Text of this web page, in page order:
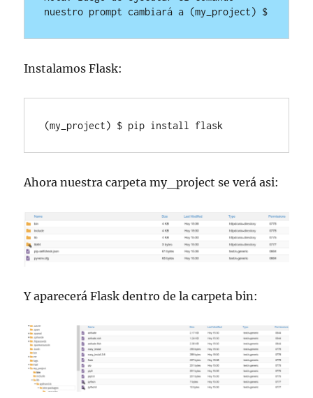
nuestro prompt cambiará a (my_project) $
Instalamos Flask:
(my_project) $ pip install flask
Ahora nuestra carpeta my_project se verá asi:
Y aparecerá Flask dentro de la carpeta bin: